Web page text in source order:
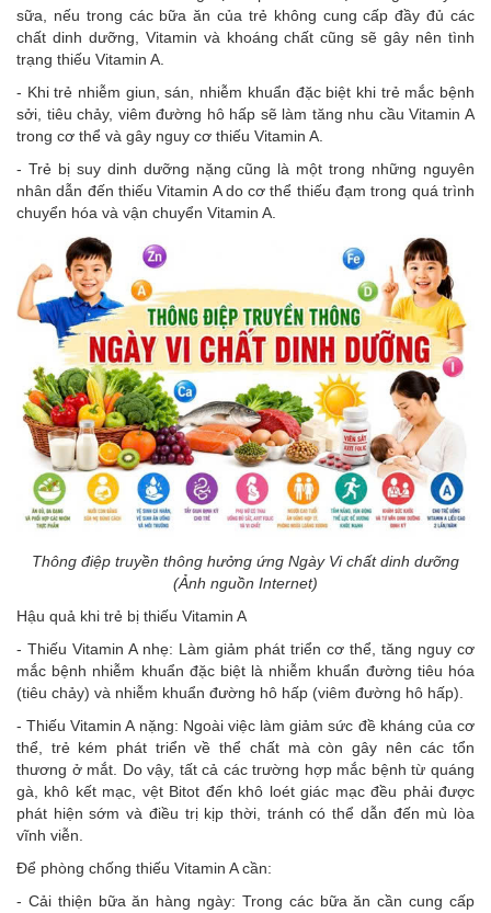
sữa, nếu trong các bữa ăn của trẻ không cung cấp đầy đủ các
chất dinh dưỡng, Vitamin và khoáng chất cũng sẽ gây nên tình
trạng thiếu Vitamin A.
- Khi trẻ nhiễm giun, sán, nhiễm khuẩn đặc biệt khi trẻ mắc bệnh
sởi, tiêu chảy, viêm đường hô hấp sẽ làm tăng nhu cầu Vitamin A
trong cơ thể và gây nguy cơ thiếu Vitamin A.
- Trẻ bị suy dinh dưỡng nặng cũng là một trong những nguyên
nhân dẫn đến thiếu Vitamin A do cơ thể thiếu đạm trong quá trình
chuyển hóa và vận chuyển Vitamin A.
Thông điệp truyền thông hưởng ứng Ngày Vi chất dinh dưỡng
(Ảnh nguồn Internet)
Hậu quả khi trẻ bị thiếu Vitamin A
- Thiếu Vitamin A nhẹ: Làm giảm phát triển cơ thể, tăng nguy cơ
mắc bệnh nhiễm khuẩn đặc biệt là nhiễm khuẩn đường tiêu hóa
(tiêu chảy) và nhiễm khuẩn đường hô hấp (viêm đường hô hấp).
- Thiếu Vitamin A nặng: Ngoài việc làm giảm sức đề kháng của cơ
thể, trẻ kém phát triển về thể chất mà còn gây nên các tổn
thương ở mắt. Do vậy, tất cả các trường hợp mắc bệnh từ quáng
gà, khô kết mạc, vệt Bitot đến khô loét giác mạc đều phải được
phát hiện sớm và điều trị kịp thời, tránh có thể dẫn đến mù lòa
vĩnh viễn.
Để phòng chống thiếu Vitamin A cần:
- Cải thiện bữa ăn hàng ngày: Trong các bữa ăn cần cung cấp